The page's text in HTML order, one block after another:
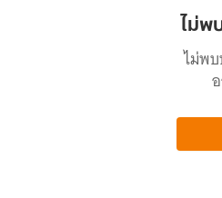
ไม่พ
ไม่พ